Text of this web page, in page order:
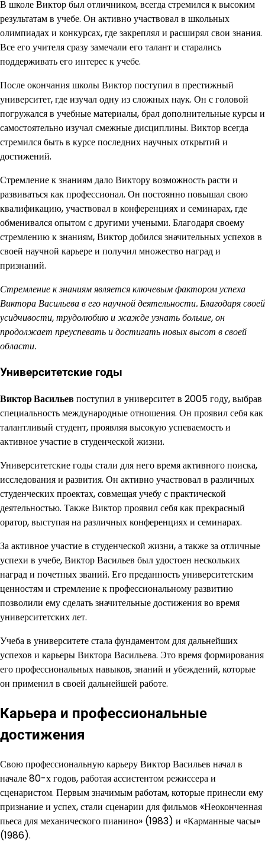
В школе Виктор был отличником, всегда стремился к высоким
результатам в учебе. Он активно участвовал в школьных
олимпиадах и конкурсах, где закреплял и расширял свои знания.
Все его учителя сразу замечали его талант и старались
поддерживать его интерес к учебе.
После окончания школы Виктор поступил в престижный
университет, где изучал одну из сложных наук. Он с головой
погружался в учебные материалы, брал дополнительные курсы и
самостоятельно изучал смежные дисциплины. Виктор всегда
стремился быть в курсе последних научных открытий и
достижений.
Стремление к знаниям дало Виктору возможность расти и
развиваться как профессионал. Он постоянно повышал свою
квалификацию, участвовал в конференциях и семинарах, где
обменивался опытом с другими учеными. Благодаря своему
стремлению к знаниям, Виктор добился значительных успехов в
своей научной карьере и получил множество наград и
признаний.
Стремление к знаниям является ключевым фактором успеха
Виктора Васильева в его научной деятельности. Благодаря своей
усидчивости, трудолюбию и жажде узнать больше, он
продолжает преуспевать и достигать новых высот в своей
области.
Университетские годы
Виктор Васильевпоступил в университет в 2005 году, выбрав
специальность международные отношения. Он проявил себя как
талантливый студент, проявляя высокую успеваемость и
активное участие в студенческой жизни.
Университетские годы стали для него время активного поиска,
исследования и развития. Он активно участвовал в различных
студенческих проектах, совмещая учебу с практической
деятельностью. Также Виктор проявил себя как прекрасный
оратор, выступая на различных конференциях и семинарах.
За активное участие в студенческой жизни, а также за отличные
успехи в учебе, Виктор Васильев был удостоен нескольких
наград и почетных званий. Его преданность университетским
ценностям и стремление к профессиональному развитию
позволили ему сделать значительные достижения во время
университетских лет.
Учеба в университете стала фундаментом для дальнейших
успехов и карьеры Виктора Васильева. Это время формирования
его профессиональных навыков, знаний и убеждений, которые
он применил в своей дальнейшей работе.
Карьера и профессиональные
достижения
Свою профессиональную карьеру Виктор Васильев начал в
начале 80-х годов, работая ассистентом режиссера и
сценаристом. Первым значимым работам, которые принесли ему
признание и успех, стали сценарии для фильмов «Неоконченная
пьеса для механического пианино» (1983) и «Карманные часы»
(1986).